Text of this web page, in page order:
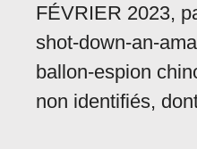
FÉVRIER 2023,
shot-down-an-
ballon-espion
non identifiés,